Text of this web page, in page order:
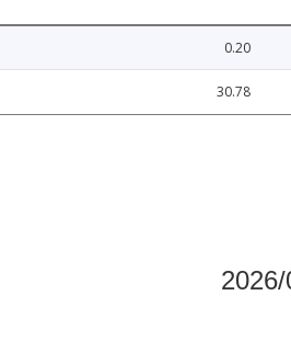
0.20
30.78